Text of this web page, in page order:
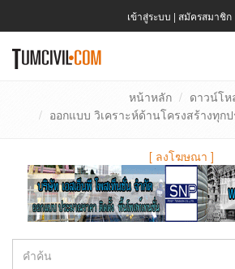
เข้าสู่ระบบ | สมัครสมาชิก
หน้าหลัก
ดาวน์โห
ออกแบบ วิเคราะห์ด้านโครงสร้างทุก
[ ลงโฆษณา ]